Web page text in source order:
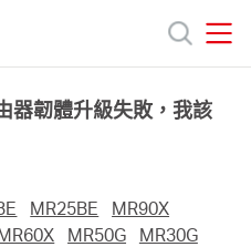
器韌體升級失敗，我該
MR25BE
MR90X
MR50G
MR30G